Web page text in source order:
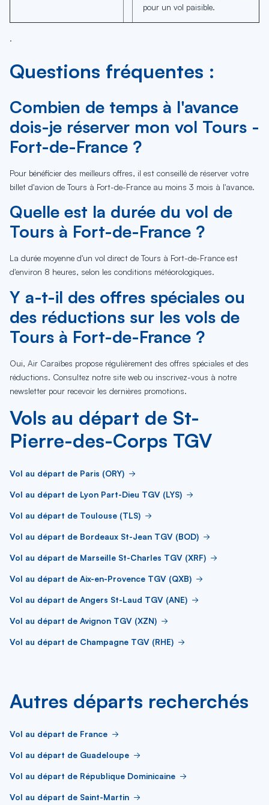
pour un vol paisible.
.
Questions fréquentes :
Combien de temps à l'avance
dois-je réserver mon vol Tours -
Fort-de-France ?
Pour bénéficier des meilleurs offres, il est conseillé de réserver votre
billet d'avion de Tours à Fort-de-France au moins 3 mois à l'avance.
Quelle est la durée du vol de
Tours à Fort-de-France ?
La durée moyenne d'un vol direct de Tours à Fort-de-France est
d'environ 8 heures, selon les conditions météorologiques.
Y a-t-il des offres spéciales ou
des réductions sur les vols de
Tours à Fort-de-France ?
Oui, Air Caraïbes propose régulièrement des offres spéciales et des
réductions. Consultez notre site web ou inscrivez-vous à notre
newsletter pour recevoir les dernières promotions.
Vols au départ de St-
Pierre-des-Corps TGV
Vol au départ de Paris (ORY)
Vol au départ de Lyon Part-Dieu TGV (LYS)
Vol au départ de Toulouse (TLS)
Vol au départ de Bordeaux St-Jean TGV (BOD)
Vol au départ de Marseille St-Charles TGV (XRF)
Vol au départ de Aix-en-Provence TGV (QXB)
Vol au départ de Angers St-Laud TGV (ANE)
Vol au départ de Avignon TGV (XZN)
Vol au départ de Champagne TGV (RHE)
Autres départs recherchés
Vol au départ de France
Vol au départ de Guadeloupe
Vol au départ de République Dominicaine
Vol au départ de Saint-Martin